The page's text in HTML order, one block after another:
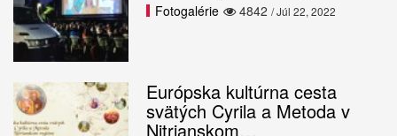
4842
Fotogalérie / Júl 22, 2022
Európska kultúrna cesta
svätých Cyrila a Metoda v
Nitrianskom…